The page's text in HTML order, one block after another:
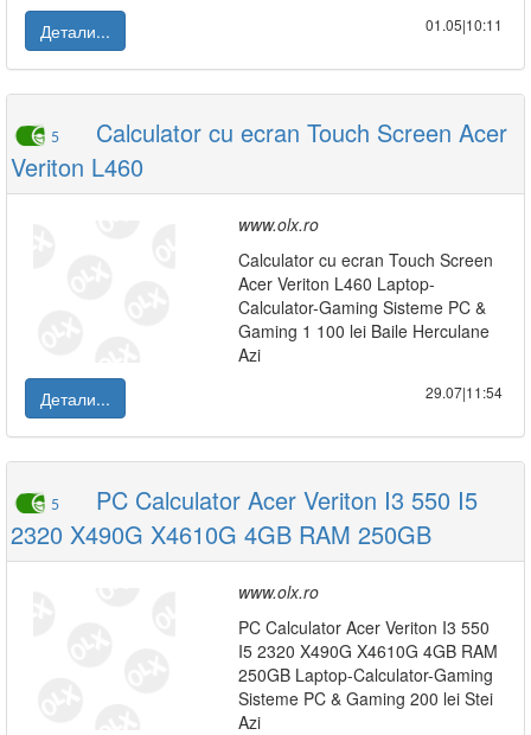
Детали...
01.05|10:11
5
Calculator cu ecran Touch Screen Acer
Veriton L460
www.olx.ro
Calculator cu ecran Touch Screen
Acer Veriton L460 Laptop-
Calculator-Gaming Sisteme PC &
Gaming 1 100 lei Baile Herculane
Azi
Детали...
29.07|11:54
5
PC Calculator Acer Veriton I3 550 I5
2320 X490G X4610G 4GB RAM 250GB
www.olx.ro
PC Calculator Acer Veriton I3 550
I5 2320 X490G X4610G 4GB RAM
250GB Laptop-Calculator-Gaming
Sisteme PC & Gaming 200 lei Stei
Azi